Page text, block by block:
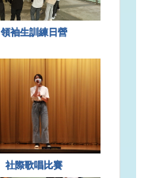
領袖生訓練日營
社際歌唱比賽